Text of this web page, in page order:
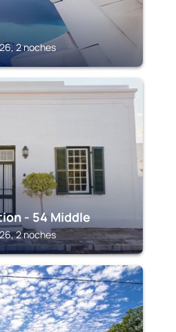
2 noches
- 54 Middle
2 noches